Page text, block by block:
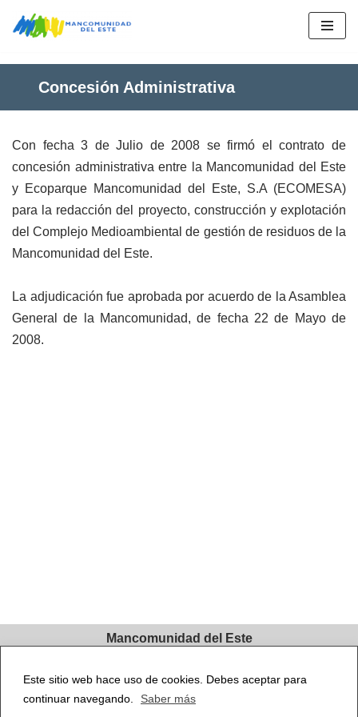
Este sitio web hace uso de cookies. Debes aceptar para
continuar navegando.
Saber más
al
contenido
Concesión Administrativa
Con fecha 3 de Julio de 2008 se firmó el contrato de
concesión administrativa entre la Mancomunidad del Este
y Ecoparque Mancomunidad del Este, S.A (ECOMESA)
para la redacción del proyecto, construcción y explotación
del Complejo Medioambiental de gestión de residuos de la
Mancomunidad del Este.
La adjudicación fue aprobada por acuerdo de la Asamblea
General de la Mancomunidad, de fecha 22 de Mayo de
2008.
Mancomunidad del Este
28801, Alcalá de Henares, Madrid
Contacto